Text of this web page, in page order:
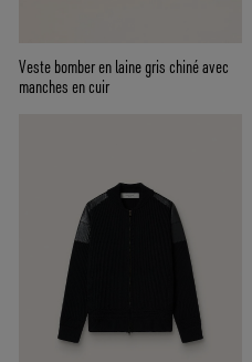
Veste bomber en laine gris chiné avec
manches en cuir